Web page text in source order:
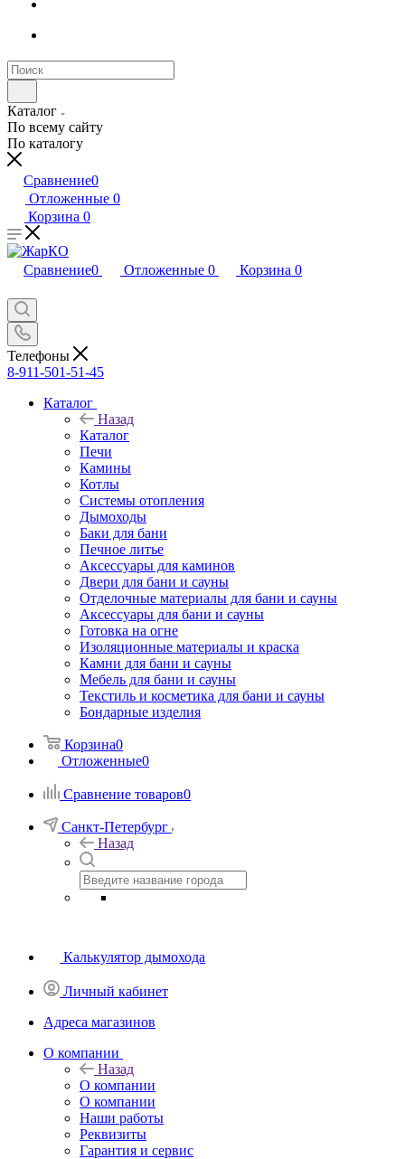
Каталог
По всему сайту
По каталогу
Сравнение0
Отложенные 0
Корзина 0
Сравнение0 Отложенные 0 Корзина 0
Телефоны
8-911-501-51-45
Каталог
Назад
Каталог
Печи
Камины
Котлы
Системы отопления
Дымоходы
Баки для бани
Печное литье
Аксессуары для каминов
Двери для бани и сауны
Отделочные материалы для бани и сауны
Аксессуары для бани и сауны
Готовка на огне
Изоляционные материалы и краска
Камни для бани и сауны
Мебель для бани и сауны
Текстиль и косметика для бани и сауны
Бондарные изделия
Корзина0
Отложенные0
Сравнение товаров0
Санкт-Петербург
Назад
Калькулятор дымохода
Личный кабинет
Адреса магазинов
O компании
Назад
O компании
О компании
Наши работы
Реквизиты
Гарантия и сервис